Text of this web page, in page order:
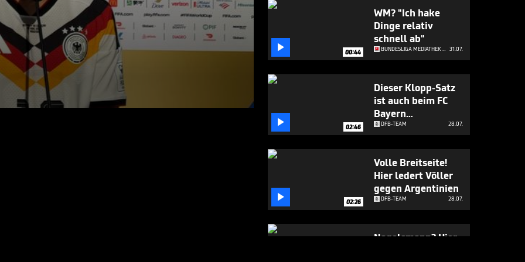
 00:44
WM? "Ich hake
Dinge relativ
schnell ab"
BUNDESLIGA MEDIATHEK HIGHLIGHTS 31.07.
 02:46
Dieser Klopp-Satz
ist auch beim FC
Bayern
angekommen
DFB-TEAM 28.07.
 02:26
Volle Breitseite!
Hier ledert Völler
gegen Argentinien
DFB-TEAM 28.07.
Nagelsmann? Hier